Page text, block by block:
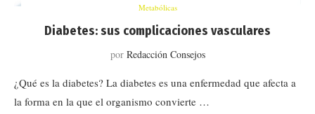
Metabólicas
Diabetes: sus complicaciones vasculares
por Redacción Consejos
¿Qué es la diabetes? La diabetes es una enfermedad que afecta a
la forma en la que el organismo convierte …